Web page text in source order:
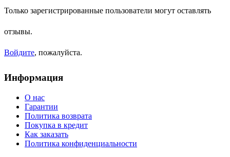
Только зарегистрированные пользователи могут оставлять
отзывы.
Войдите, пожалуйста.
Информация
О нас
Гарантии
Политика возврата
Покупка в кредит
Как заказать
Политика конфиденциальности